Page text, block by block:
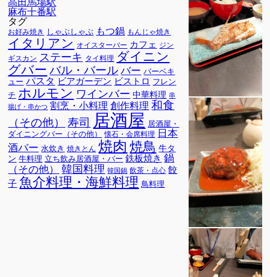
麻布十番駅
タグ
お好み焼き しゃぶしゃぶ もつ鍋 もんじゃ焼き
イタリアン オイスターバー カフェ ジン
ギスカン ステーキ タイ料理 ダイニン
グバーバル・バールバー バーベキ
ュー パスタ ビアガーデン ビストロ フレン
チ ホルモン ワインバー 中華料理 串
揚げ・串かつ 割烹・小料理 創作料理 和食
（その他）
寿司 居酒屋 居酒屋・
ダイニングバー（その他）
懐石・会席料理 日本
酒バー 水炊き 焼きとん 焼肉焼鳥 牛タ
ン 牛料理 立ち飲み居酒屋・バー 鉄板焼き 鍋
（その他） 韓国料理 韓国鍋 飲茶・点心 餃
子 魚介料理・海鮮料理 鳥料理